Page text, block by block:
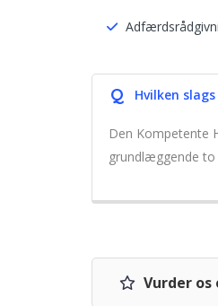
Q Hvilken
Den Kompetente
grundlæggende
Vurder os